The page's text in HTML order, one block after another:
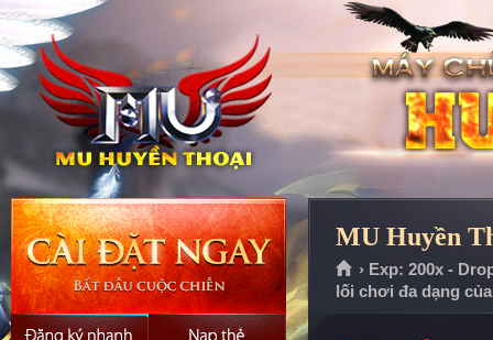
MU Huyền
› Exp: 200x -
lối chơi đa dạng